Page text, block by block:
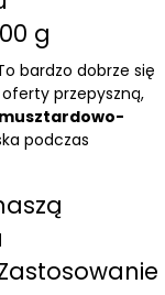
g
bardzo dobrze się
przepyszną,
podczas